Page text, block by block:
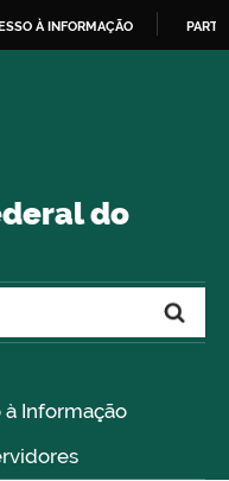
À INFORMAÇÃO
do
à Informação